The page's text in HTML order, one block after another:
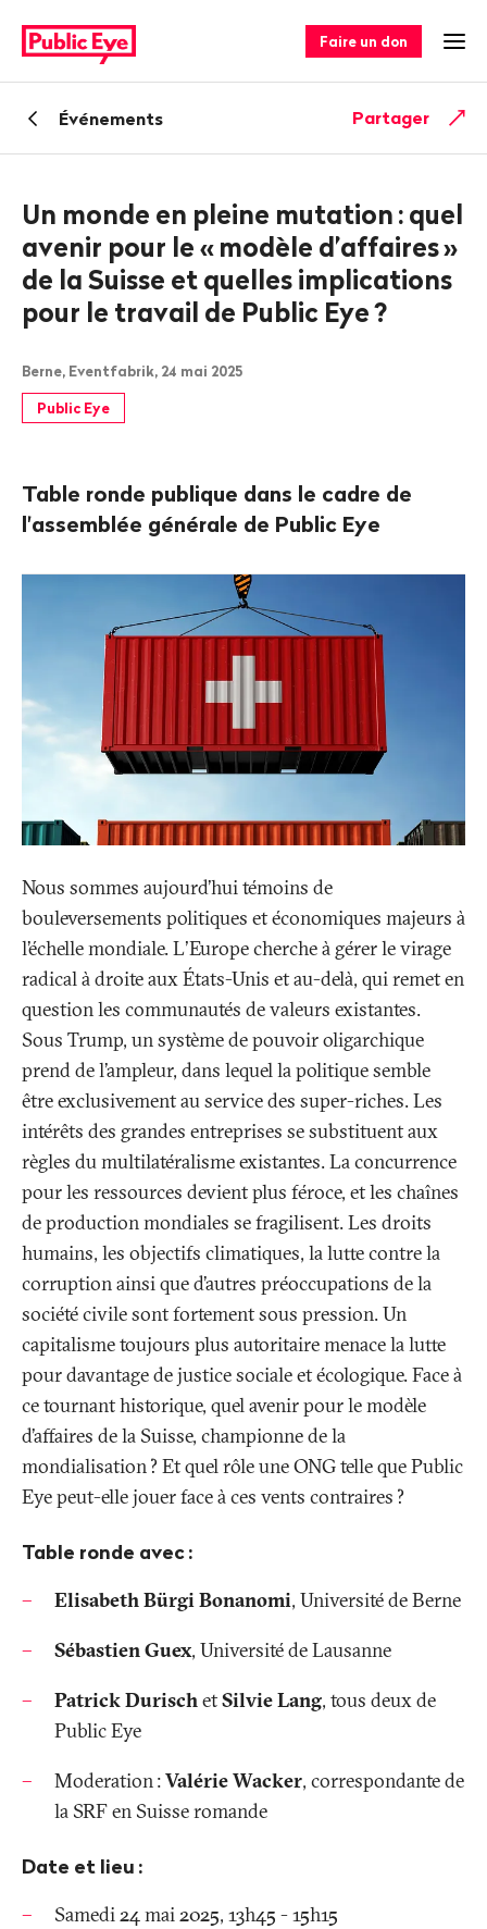
sur
publiceye.ch
rapide
Faire un don
RetourÉvénements Partager
Un monde en pleine mutation : quel
avenir pour le « modèle d’affaires»
de la Suisse et quelles implications
pour le travail de Public Eye?
Berne, Eventfabrik, 24 mai 2025
Public Eye
Table ronde publique dans le cadre de
l'assemblée générale de Public Eye
Nous sommes aujourd’hui témoins de
bouleversements politiques et économiques majeurs à
l’échelle mondiale. L'Europe cherche à gérer le virage
radical à droite aux États-Unis et au-delà, qui remet en
question les communautés de valeurs existantes.
Sous Trump, un système de pouvoir oligarchique
prend de l’ampleur, dans lequel la politique semble
être exclusivement au service des super-riches. Les
intérêts des grandes entreprises se substituent aux
règles du multilatéralisme existantes. La concurrence
pour les ressources devient plus féroce, et les chaînes
de production mondiales se fragilisent. Les droits
humains, les objectifs climatiques, la lutte contre la
corruption ainsi que d’autres préoccupations de la
société civile sont fortement sous pression. Un
capitalisme toujours plus autoritaire menace la lutte
pour davantage de justice sociale et écologique. Face à
ce tournant historique, quel avenir pour le modèle
d’affaires de la Suisse, championne de la
mondialisation? Et quel rôle une ONG telle que Public
Eye peut-elle jouer face à ces vents contraires ?
Table ronde avec:
Elisabeth Bürgi Bonanomi, Université de Berne
Sébastien Guex, Université de Lausanne
Patrick DurischetSilvie Lang, tous deux de
Public Eye
Moderation:Valérie Wacker, correspondante de
la SRF en Suisse romande
Date et lieu :
Samedi 24 mai 2025, 13h45 - 15h15